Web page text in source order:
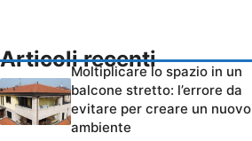
Articoli recenti
Moltiplicare lo spazio in un
balcone stretto: l’errore da
evitare per creare un nuovo
ambiente